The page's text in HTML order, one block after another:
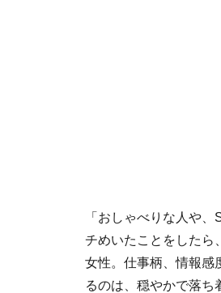
「おしゃべりな人や
チめいたことをした
女性。仕事柄、情報感
るのは、穏やかで落ち